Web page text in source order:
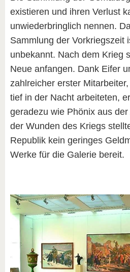
existieren und ihren Verlust
unwiederbringlich nennen.
Sammlung der Vorkriegszeit
unbekannt. Nach dem Krieg
Neue anfangen. Dank Eifer
zahlreicher erster
tief in der Nacht arbeiteten,
geradezu wie Phönix aus
der Wunden des Kriegs
Republik kein geringes
Werke für die Galerie bereit.